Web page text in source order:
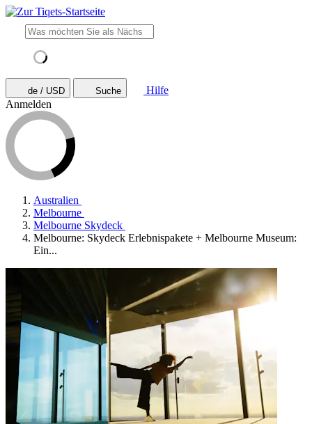
de / USD Suche
Hilfe
Anmelden
Australien
Melbourne
Melbourne Skydeck
Melbourne: Skydeck Erlebnispakete + Melbourne Museum:
Ein...